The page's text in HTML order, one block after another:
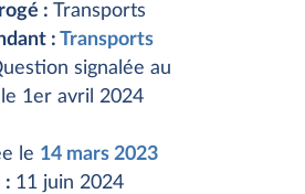
: Transports
: Transports
signalée au
1er avril 2024
le 14 mars 2023
: 11 juin 2024